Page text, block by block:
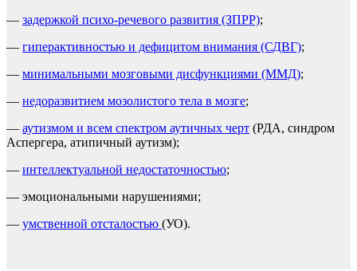
— задержкой психо-речевого развития (ЗПРР);
— гиперактивностью и дефицитом внимания (СДВГ);
— минимальными мозговыми дисфункциями (ММД);
— недоразвитием мозолистого тела в мозге;
— аутизмом и всем спектром аутичных черт (РДА, синдром
Аспергера, атипичный аутизм);
— интеллектуальной недостаточностью;
— эмоциональными нарушениями;
— умственной отсталостью (УО).